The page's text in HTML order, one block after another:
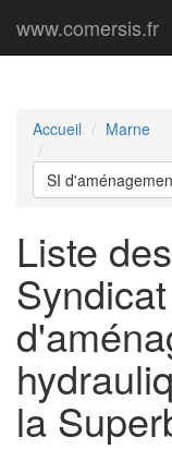
www.comersis.fr
Accueil Marne
SI
Liste
la